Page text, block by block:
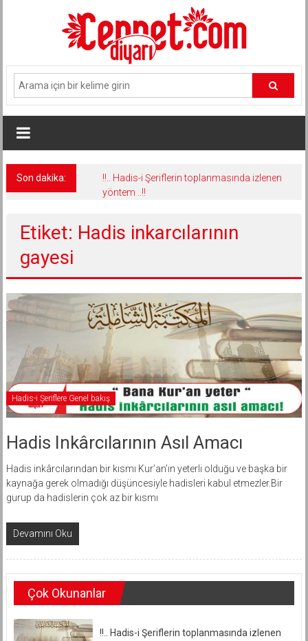
Son dakika:
!!.. Hadis-i Şeriflerin toplanmasında izlenen
yöntem ..!!
Etiket: Hadis inkarcılarının
gayesi
Hadis-i Şeriflere Genel bakış
Hadis Inkârcılarının Asıl Amacı
Hadis inkârcılarından bir kısmı Kur’an’ın yeterli olduğu ve başka bir
kaynağa gerek olmadığı düşüncesiyle hadisleri kabul etmezler.Bir
gurup da hadislerin çok az bir kısmı
Devamını Oku
Çok Okunanlar
!!.. Hadis-i Şeriflerin toplanmasında izlenen